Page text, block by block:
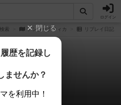
ログイン
索 アンタークティカ リプレイ日記
クティカ
プレイ日記
閉じる
歴を記録し
ませんか？
を利用中！